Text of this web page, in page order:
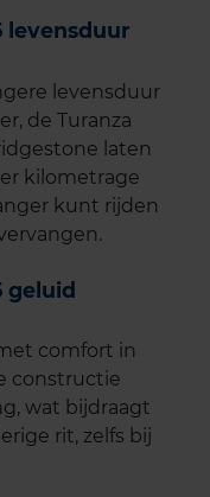
levensduur
levensduur
de Turanza
laten
kilometrage
kunt rijden
geluid
comfort in
constructie
wat bijdraagt
rit, zelfs bij